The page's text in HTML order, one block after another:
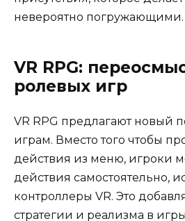
невероятно погружающими.
VR RPG:
ролевых игр
VR RPG предлагают новый
играм. Вместо того чтобы
действия из меню, игроки
действия самостоятельно,
контроллеры VR. Это
стратегии и реализма в